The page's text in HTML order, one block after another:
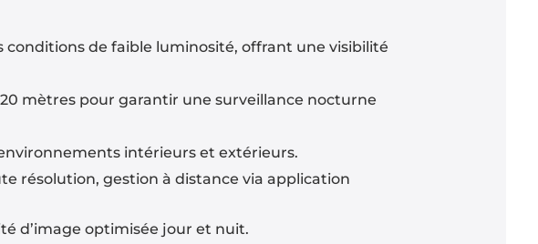
de faible luminosité, offrant une visibilité
mètres pour garantir une surveillance nocturne
intérieurs et extérieurs.
résolution, gestion à distance via application
d’image optimisée jour et nuit.